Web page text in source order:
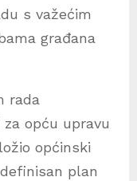
s važećim
građana
rada
opću upravu
općinski
plan